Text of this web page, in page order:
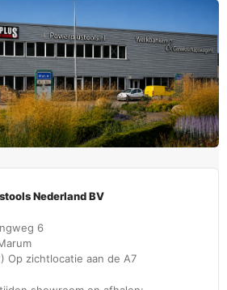
Nederland BV
6
Op zichtlocatie aan de A7